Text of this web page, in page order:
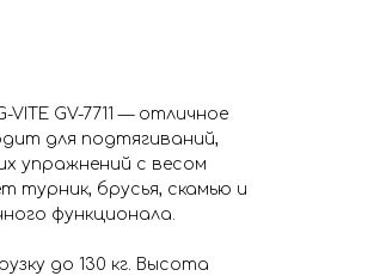
GV-7711 — отличное
для подтягиваний,
упражнений с весом
турник, брусья, скамью и
функционала.
до 130 кг. Высота